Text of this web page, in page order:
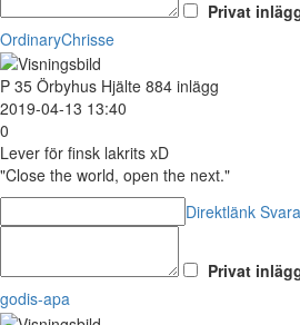
Privat
OrdinaryChrisse
P 35 Örbyhus Hjälte 884 inlägg
2019-04-13 13:40
0
Lever för finsk lakrits xD
"Close the world, open the next."
Direktlänk
Privat
godis-apa